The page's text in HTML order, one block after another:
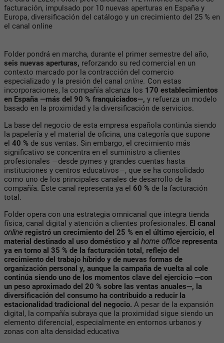
facturación, impulsado por 10 nuevas aperturas en España y
Europa, diversificación del catálogo y un crecimiento del 25 % en
el canal online
Folder pondrá en marcha, durante el primer semestre del año,
seis nuevas aperturas, reforzando su red comercial en un
contexto marcado por la contracción del comercio
especializado y la presión del canal online. Con estas
incorporaciones, la compañía alcanza los 170 establecimientos
en España —más del 90 % franquiciados—, y refuerza un modelo
basado en la proximidad y la diversificación de servicios.
La base del negocio de esta empresa española continúa siendo
la papelería y el material de oficina, una categoría que supone
el 40 % de sus ventas. Sin embargo, el crecimiento más
significativo se concentra en el suministro a clientes
profesionales —desde pymes y grandes cuentas hasta
instituciones y centros educativos—, que se ha consolidado
como uno de los principales canales de desarrollo de la
compañía. Este canal representa ya el 60 % de la facturación
total.
Folder opera con una estrategia omnicanal que integra tienda
física, canal digital y atención a clientes profesionales. El canal
online registró un crecimiento del 25 % en el último ejercicio, el
material destinado al uso doméstico y al home office representa
ya en torno al 35 % de la facturación total, reflejo del
crecimiento del trabajo híbrido y de nuevas formas de
organización personal y, aunque la campaña de vuelta al cole
continúa siendo uno de los momentos clave del ejercicio —con
un peso aproximado del 20 % sobre las ventas anuales—, la
diversificación del consumo ha contribuido a reducir la
estacionalidad tradicional del negocio. A pesar de la expansión
digital, la compañía subraya que la proximidad sigue siendo un
elemento diferencial, especialmente en entornos urbanos y
zonas con alta densidad educativa